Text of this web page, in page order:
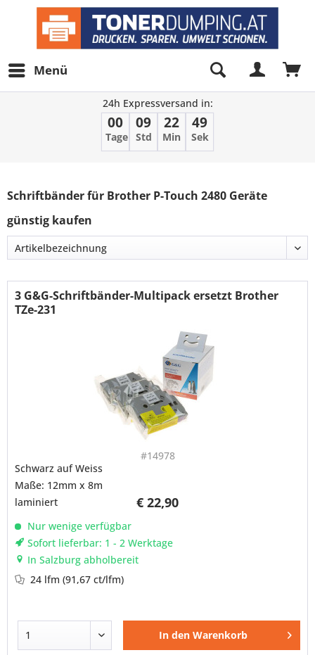
Menü
24h Expressversand in:
00
Tage
09
Std
22
Min
48
Sek
Schriftbänder für Brother P-Touch 2480 Geräte
günstig kaufen
3 G&G-Schriftbänder-Multipack ersetzt Brother
TZe-231
#14978
€ 22,90
Schwarz auf Weiss
Maße: 12mm x 8m
laminiert
Nur wenige verfügbar
Sofort lieferbar: 1 - 2 Werktage
In Salzburg abholbereit
24 lfm(91,67 ct/lfm)
In den Warenkorb